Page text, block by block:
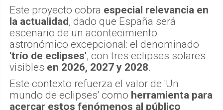
Este proyecto cobra especial relevancia en
la actualidad, dado que España será
escenario de un acontecimiento
astronómico excepcional: el denominado
'trío de eclipses', con tres eclipses solares
visibles en 2026, 2027 y 2028.
Este contexto refuerza el valor de 'Un
mundo de eclipses' como herramienta para
acercar estos fenómenos al público